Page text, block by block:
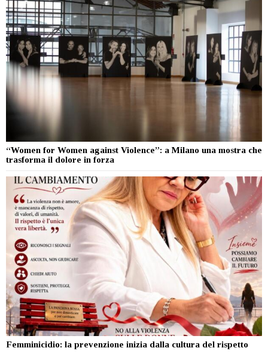
“Women for Women against Violence”: a Milano una mostra che
trasforma il dolore in forza
Femminicidio: la prevenzione inizia dalla cultura del rispetto